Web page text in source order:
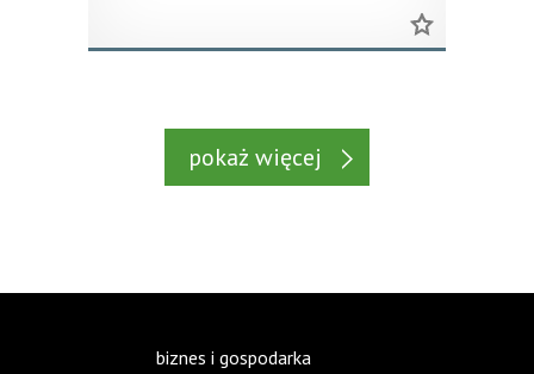
pokaż więcej
biznes i gospodarka